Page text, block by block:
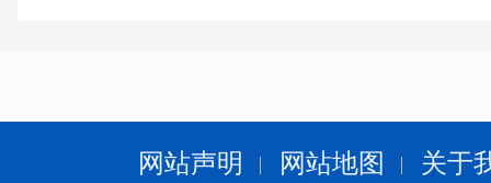
害保险,保额需与我省工伤保险工亡赔付标准大致相同,每
20元的标准累计发放)。
网站声明 网站地图
关于